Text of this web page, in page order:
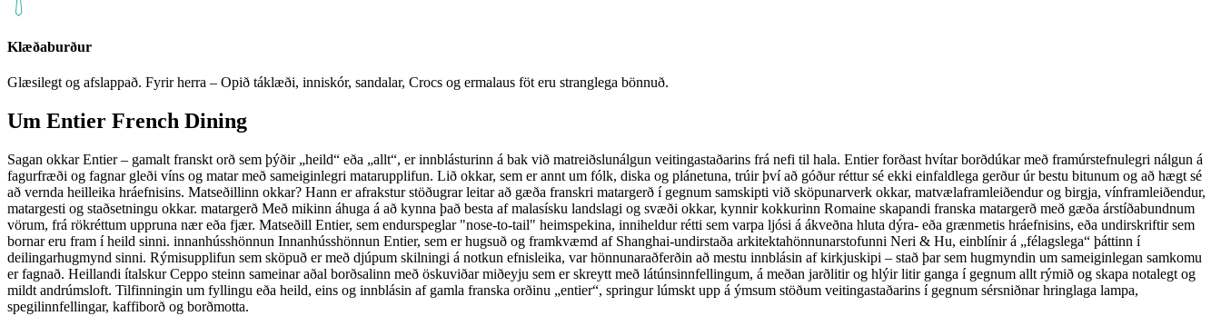
Klæðaburður
Glæsilegt og afslappað. Fyrir herra – Opið táklæði, inniskór, sandalar, Crocs og ermalaus föt eru stranglega bönnuð.
Um Entier French Dining
Sagan okkar Entier – gamalt franskt orð sem þýðir „heild“ eða „allt“, er innblásturinn á bak við matreiðslunálgun veitingastaðarins frá nefi til hala. Entier forðast hvítar borðdúkar með framúrstefnulegri nálgun á
fagurfræði og fagnar gleði víns og matar með sameiginlegri matarupplifun. Lið okkar, sem er annt um fólk, diska og plánetuna, trúir því að góður réttur sé ekki einfaldlega gerður úr bestu bitunum og að hægt sé
að vernda heilleika hráefnisins. Matseðillinn okkar? Hann er afrakstur stöðugrar leitar að gæða franskri matargerð í gegnum samskipti við sköpunarverk okkar, matvælaframleiðendur og birgja, vínframleiðendur,
matargesti og staðsetningu okkar. matargerð Með mikinn áhuga á að kynna það besta af malasísku landslagi og svæði okkar, kynnir kokkurinn Romaine skapandi franska matargerð með gæða árstíðabundnum
vörum, frá rökréttum uppruna nær eða fjær. Matseðill Entier, sem endurspeglar "nose-to-tail" heimspekina, inniheldur rétti sem varpa ljósi á ákveðna hluta dýra- eða grænmetis hráefnisins, eða undirskriftir sem
bornar eru fram í heild sinni. innanhússhönnun Innanhússhönnun Entier, sem er hugsuð og framkvæmd af Shanghai-undirstaða arkitektahönnunarstofunni Neri & Hu, einblínir á „félagslega“ þáttinn í
deilingarhugmynd sinni. Rýmisupplifun sem sköpuð er með djúpum skilningi á notkun efnisleika, var hönnunaraðferðin að mestu innblásin af kirkjuskipi – stað þar sem hugmyndin um sameiginlegan samkomu
er fagnað. Heillandi ítalskur Ceppo steinn sameinar aðal borðsalinn með öskuviðar miðeyju sem er skreytt með látúnsinnfellingum, á meðan jarðlitir og hlýir litir ganga í gegnum allt rýmið og skapa notalegt og
mildt andrúmsloft. Tilfinningin um fyllingu eða heild, eins og innblásin af gamla franska orðinu „entier“, springur lúmskt upp á ýmsum stöðum veitingastaðarins í gegnum sérsniðnar hringlaga lampa,
spegilinnfellingar, kaffiborð og borðmotta.